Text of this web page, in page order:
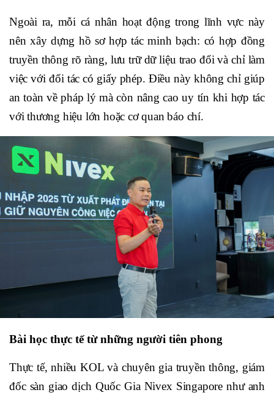
Ngoài ra, mỗi cá nhân hoạt động trong lĩnh vực này
nên xây dựng hồ sơ hợp tác minh bạch: có hợp đồng
truyền thông rõ ràng, lưu trữ dữ liệu trao đổi và chỉ làm
việc với đối tác có giấy phép. Điều này không chỉ giúp
an toàn về pháp lý mà còn nâng cao uy tín khi hợp tác
với thương hiệu lớn hoặc cơ quan báo chí.
Bài học thực tế từ những người tiên phong
Thực tế, nhiều KOL và chuyên gia truyền thông, giám
đốc sàn giao dịch Quốc Gia Nivex Singapore như anh